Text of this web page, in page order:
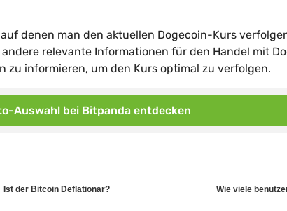
denen man den aktuellen Dogecoin-Kurs
relevante Informationen für den Handel mit
zu informieren, um den Kurs optimal zu verfolgen.
Auswahl bei Bitpanda entdecken
Ist der Bitcoin Deflationär? Wie viele